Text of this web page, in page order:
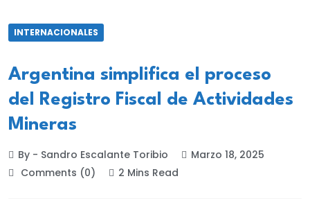
INTERNACIONALES
Argentina simplifica el proceso
del Registro Fiscal de Actividades
Mineras
By - Sandro Escalante Toribio
Marzo 18, 2025
Comments (0)
2 Mins Read